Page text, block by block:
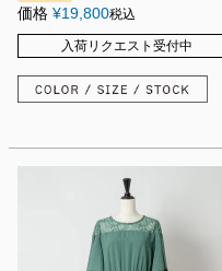
価格 ¥19,800税込
入荷リクエスト受付中